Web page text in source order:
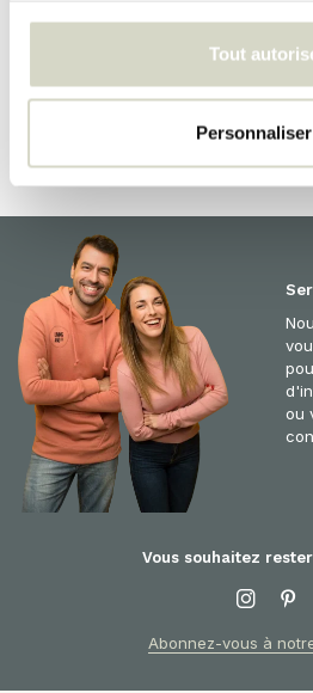
Tout
Personnaliser
HKliving
ou
Vous souhaitez
Abonnez-vous à